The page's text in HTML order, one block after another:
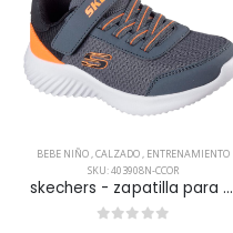
BEBE NIÑO,CALZADO, ENTRENAMIENTO
SKU: 403908N-CCOR
skechers - zapatilla para entramiento bounder bounder para bebe niño